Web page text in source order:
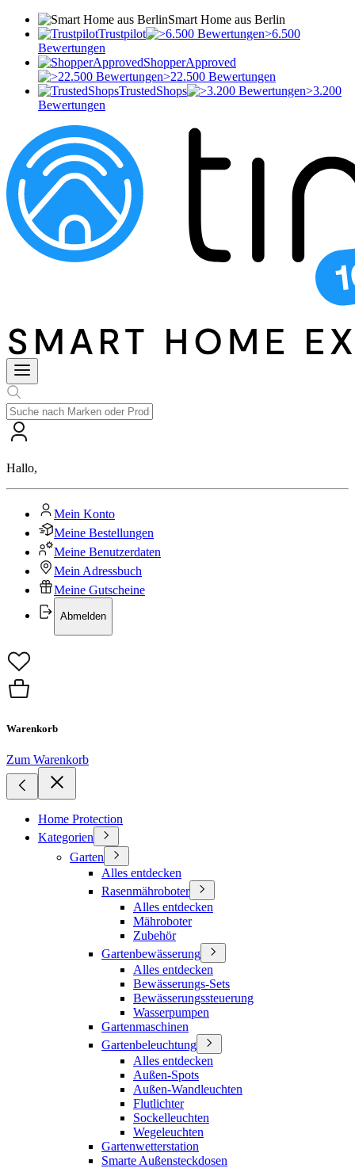
Smart Home aus Berlin
Trustpilot
>6.500
Bewertungen
ShopperApproved
>22.500 Bewertungen
TrustedShops
>3.200
Bewertungen
Hallo,
Mein Konto
Meine Bestellungen
Meine Benutzerdaten
Mein Adressbuch
Meine Gutscheine
Abmelden
Warenkorb
Zum Warenkorb
Home Protection
Kategorien
Garten
Alles entdecken
Rasenmähroboter
Alles entdecken
Mähroboter
Zubehör
Gartenbewässerung
Alles entdecken
Bewässerungs-Sets
Bewässerungssteuerung
Wasserpumpen
Gartenmaschinen
Gartenbeleuchtung
Alles entdecken
Außen-Spots
Außen-Wandleuchten
Flutlichter
Sockelleuchten
Wegeleuchten
Gartenwetterstation
Smarte Außensteckdosen